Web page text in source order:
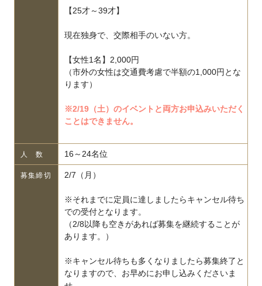
【25才～39才】
現在独身で、交際相手のいない方。
【女性1名】2,000円
（市外の女性は交通費考慮で半額の1,000円とな
ります）
※2/19（土）のイベントと両方お申込みいただく
ことはできません。
人 数 16～24名位
募集締切 2/7（月）
※それまでに定員に達しましたらキャンセル待ち
での受付となります。
（2/8以降も空きがあれば募集を継続することが
あります。）
※キャンセル待ちも多くなりましたら募集終了と
なりますので、お早めにお申し込みくださいま